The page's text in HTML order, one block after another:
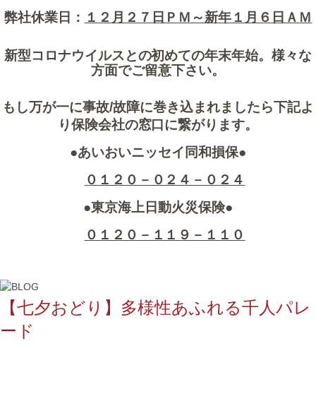
弊社休業日： １２月２７日ＰＭ～新年１月６日ＡＭ
新型コロナウイルスとの初めての年末年始。様々な
方面でご留意下さい。
もし万が一に事故/故障に巻き込まれましたら下記よ
り保険会社の窓口に繋がります。
●あいおいニッセイ同和損保●
０１２０－０２４－０２４
●東京海上日動火災保険●
０１２０－１１９－１１０
【七夕おどり】多様性あふれる千人パレ
ード